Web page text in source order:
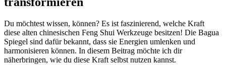
Du​ möchtest wissen,​ ‍können? Es ist faszinierend, welche Kraft
diese alten chinesischen‌ Feng Shui Werkzeuge‌ besitzen! Die Bagua
Spiegel ​sind dafür bekannt, dass ⁣sie Energien umlenken und
harmonisieren können. In ‍diesem Beitrag möchte ich dir
näherbringen, wie du ⁣diese Kraft selbst nutzen kannst.